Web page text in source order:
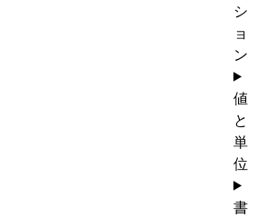
シ
ョ
ン
値
と
単
位
書